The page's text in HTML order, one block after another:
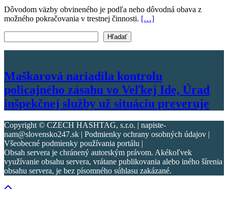
Dôvodom väzby obvineného je podľa neho dôvodná obava z
možného pokračovania v trestnej činnosti. […]
Hľadať
Maškarová nariadila kontrolu
policajného zásahu vo Veľkej Ide, Úrad
inšpekčnej služby už situáciu preveruje
Copyright © CZECH HASHTAG, s.r.o. | napiste-
nam@slovensko247.sk | Podmienky ochrany osobných údajov |
Všeobecné podmienky používania portálu |
Obsah servera je chránený autorským právom. Akékoľvek
využívanie obsahu servera, vrátane publikovania alebo iného šírenia
obsahu servera, je bez písomného súhlasu zakázané.